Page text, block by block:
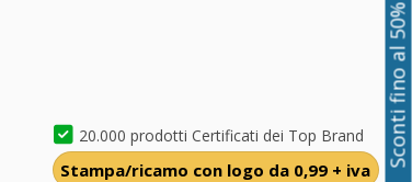
20.000 prodotti Certificati dei Top Brand
Stampa/ricamo con logo da 0,99 + iva
Sconti fino al 50%